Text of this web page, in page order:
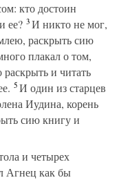
кто достоин
ее? 3И никто не мог,
раскрыть сию
плакал о том,
и читать
5И один из старцев
Иудина, корень
сию книгу и
и четырех
Агнец как бы